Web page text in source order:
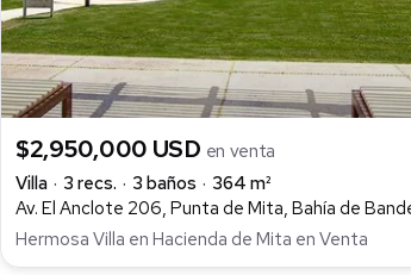
$2,950,000 USD en venta
Villa
3 recs. 3 baños
364 m²
Av. El Anclote 206, Punta de Mita, Bahía de
Hermosa Villa en Hacienda de Mita en Venta